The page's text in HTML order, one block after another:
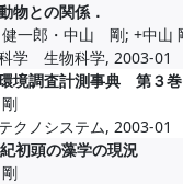
物との関係．
一郎・中山 剛; +中山
学 生物科学, 2003-01
境調査計測事典 第３
クノシステム, 2003-01
初頭の藻学の現況